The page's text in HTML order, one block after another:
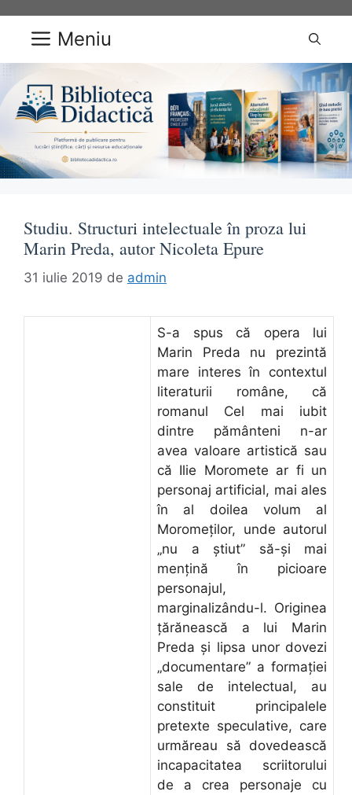
conținut Meniu
Studiu. Structuri intelectuale în proza lui
Marin Preda, autor Nicoleta Epure
31 iulie 2019 de admin
S-a spus că opera lui
Marin Preda nu prezintă
mare interes în contextul
literaturii române, că
romanul Cel mai iubit
dintre pământeni n-ar
avea valoare artistică sau
că Ilie Moromete ar fi un
personaj artificial, mai ales
în al doilea volum al
Moromeţilor, unde autorul
„nu a ştiut” să-şi mai
menţină în picioare
personajul,
marginalizându-l. Originea
ţărănească a lui Marin
Preda şi lipsa unor dovezi
„documentare” a formaţiei
sale de intelectual, au
constituit principalele
pretexte speculative, care
urmăreau să dovedească
incapacitatea scriitorului
de a crea personaje cu